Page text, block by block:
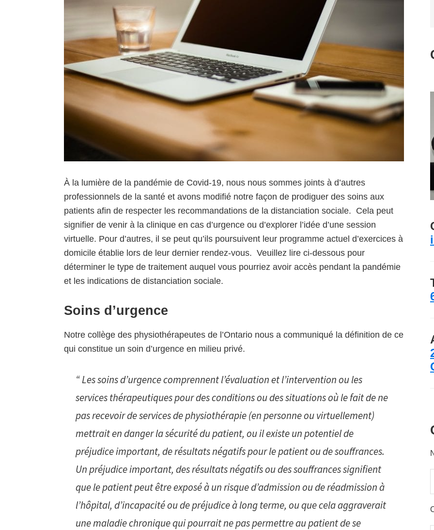
À la lumière de la pandémie de Covid-19, nous nous sommes joints à d’autres
professionnels de la santé et avons modifié notre façon de prodiguer des soins aux
patients afin de respecter les recommandations de la distanciation sociale. Cela peut
signifier de venir à la clinique en cas d’urgence ou d’explorer l’idée d’une session
virtuelle. Pour d’autres, il se peut qu’ils poursuivent leur programme actuel d’exercices à
domicile établie lors de leur dernier rendez-vous. Veuillez lire ci-dessous pour
déterminer le type de traitement auquel vous pourriez avoir accès pendant la pandémie
et les indications de distanciation sociale.
Soins d’urgence
Notre collège des physiothérapeutes de l’Ontario nous a communiqué la définition de ce
qui constitue un soin d’urgence en milieu privé.
“ Les soins d’urgence comprennent l’évaluation et l’intervention ou les
services thérapeutiques pour des conditions ou des situations où le fait de ne
pas recevoir de services de physiothérapie (en personne ou virtuellement)
mettrait en danger la sécurité du patient, ou il existe un potentiel de
préjudice important, de résultats négatifs pour le patient ou de souffrances.
Un préjudice important, des résultats négatifs ou des souffrances signifient
que le patient peut être exposé à un risque d’admission ou de réadmission à
l’hôpital, d’incapacité ou de préjudice à long terme, ou que cela aggraverait
une maladie chronique qui pourrait ne pas permettre au patient de se